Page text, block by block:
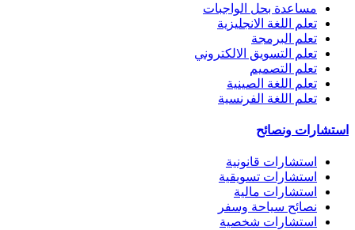
مساعدة بحل الواجبات
تعلم اللغة الانجليزية
تعلم البرمجة
تعلم التسويق الالكتروني
تعلم التصميم
تعلم اللغة الصينية
تعلم اللغة الفرنسية
استشارات ونصائح
استشارات قانونية
استشارات تسويقية
استشارات مالية
نصائح سياحة وسفر
استشارات شخصية